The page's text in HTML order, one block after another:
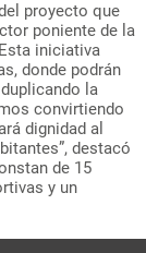
proyecto que
poniente de la
iniciativa
donde podrán
la
convirtiendo
dignidad al
destacó
de 15
y un